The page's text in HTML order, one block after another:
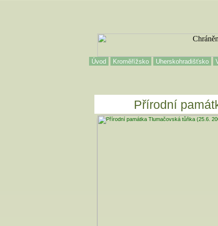
Úvod Kroměřížsko Uherskohradišťsko
Přírodní